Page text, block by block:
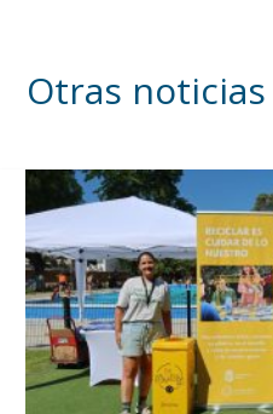
Otras noticias